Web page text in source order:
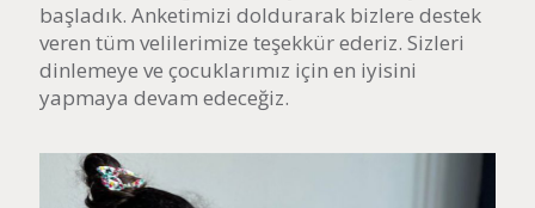
başladık. Anketimizi doldurarak bizlere destek
veren tüm velilerimize teşekkür ederiz. Sizleri
dinlemeye ve çocuklarımız için en iyisini
yapmaya devam edeceğiz.